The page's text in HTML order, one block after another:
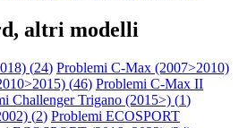
altri modelli
(24) Problemi C-Max (2007>2010)
(46) Problemi C-Max II
Challenger Trigano (2015>) (1)
(2) Problemi ECOSPORT